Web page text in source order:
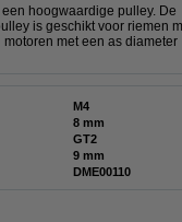
hoogwaardige pulley. De
is geschikt voor riemen
met een as diameter
M4
8 mm
GT2
9 mm
DME00110